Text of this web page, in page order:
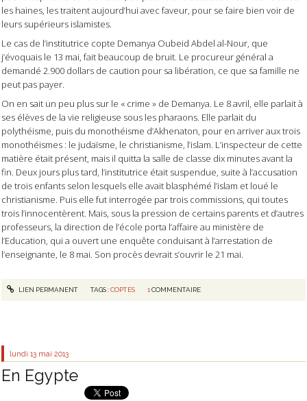
les haines, les traitent aujourd’hui avec faveur, pour se faire bien voir de
leurs supérieurs islamistes.
Le cas de l’institutrice copte Demanya Oubeid Abdel al-Nour, que
j’évoquais le 13 mai, fait beaucoup de bruit. Le procureur général a
demandé 2.900 dollars de caution pour sa libération, ce que sa famille ne
peut pas payer.
On en sait un peu plus sur le « crime » de Demanya. Le 8 avril, elle parlait à
ses élèves de la vie religieuse sous les pharaons. Elle parlait du
polythéisme, puis du monothéisme d’Akhenaton, pour en arriver aux trois
monothéismes : le judaïsme, le christianisme, l’islam. L’inspecteur de cette
matière était présent, mais il quitta la salle de classe dix minutes avant la
fin. Deux jours plus tard, l’institutrice était suspendue, suite à l’accusation
de trois enfants selon lesquels elle avait blasphémé l’islam et loué le
christianisme. Puis elle fut interrogée par trois commissions, qui toutes
trois l’innocentèrent. Mais, sous la pression de certains parents et d’autres
professeurs, la direction de l’école porta l’affaire au ministère de
l’Education, qui a ouvert une enquête conduisant à l’arrestation de
l’enseignante, le 8 mai. Son procès devrait s’ouvrir le 21 mai.
LIEN PERMANENT TAGS :COPTES 1COMMENTAIRE
lundi 13 mai 2013
En Egypte